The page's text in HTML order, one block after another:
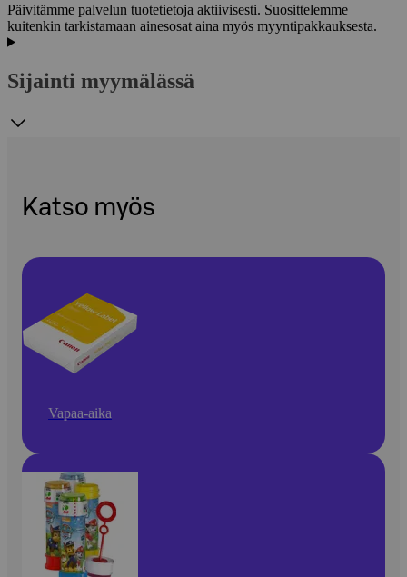
Päivitämme palvelun tuotetietoja aktiivisesti. Suosittelemme
kuitenkin tarkistamaan ainesosat aina myös myyntipakkauksesta.
Sijainti myymälässä
Katso myös
Vapaa-aika